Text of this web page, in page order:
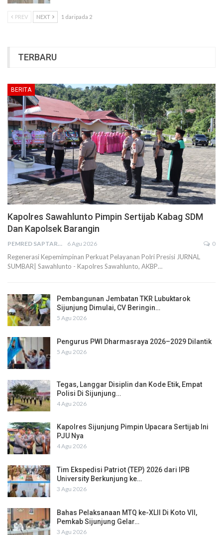
PREV NEXT 1 daripada 2
TERBARU
BERITA
Kapolres Sawahlunto Pimpin Sertijab Kabag SDM
Dan Kapolsek Barangin
PEMRED SAPTARIUS 6 Agu 2026 0
Regenerasi Kepemimpinan Perkuat Pelayanan Polri Presisi JURNAL
SUMBAR| Sawahlunto - Kapolres Sawahlunto, AKBP…
Pembangunan Jembatan TKR Lubuktarok
Sijunjung Dimulai, CV Beringin…
5 Agu 2026
Pengurus PWI Dharmasraya 2026–2029 Dilantik
5 Agu 2026
Tegas, Langgar Disiplin dan Kode Etik, Empat
Polisi Di Sijunjung…
4 Agu 2026
Kapolres Sijunjung Pimpin Upacara Sertijab Ini
PJU Nya
4 Agu 2026
Tim Ekspedisi Patriot (TEP) 2026 dari IPB
University Berkunjung ke…
3 Agu 2026
Bahas Pelaksanaan MTQ ke-XLII Di Koto VII,
Pemkab Sijunjung Gelar…
3 Agu 2026